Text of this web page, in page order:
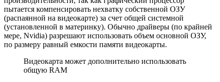
пытается компенсировать нехватку собственной ОЗУ
(распаянной на видеокарте) за счет общей системной
(установленной в материнку). Обычно драйверы (по крайней
мере, Nvidia) разрешают использовать объем основной ОЗУ,
по размеру равный емкости памяти видеокарты.
Видеокарта может дополнительно использовать
общую RAM